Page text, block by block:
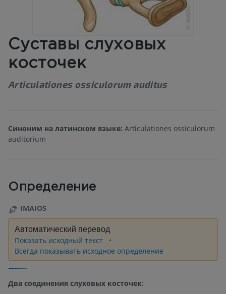
Суставы слуховых
косточек
Articulationes ossiculorum auditus
Синоним на латинском языке: Articulationes ossiculorum
auditorium
Определение
IMAIOS
Автоматический перевод
Показать исходный текст
Всегда показывать исходное определение
Два соединения слуховых косточек: